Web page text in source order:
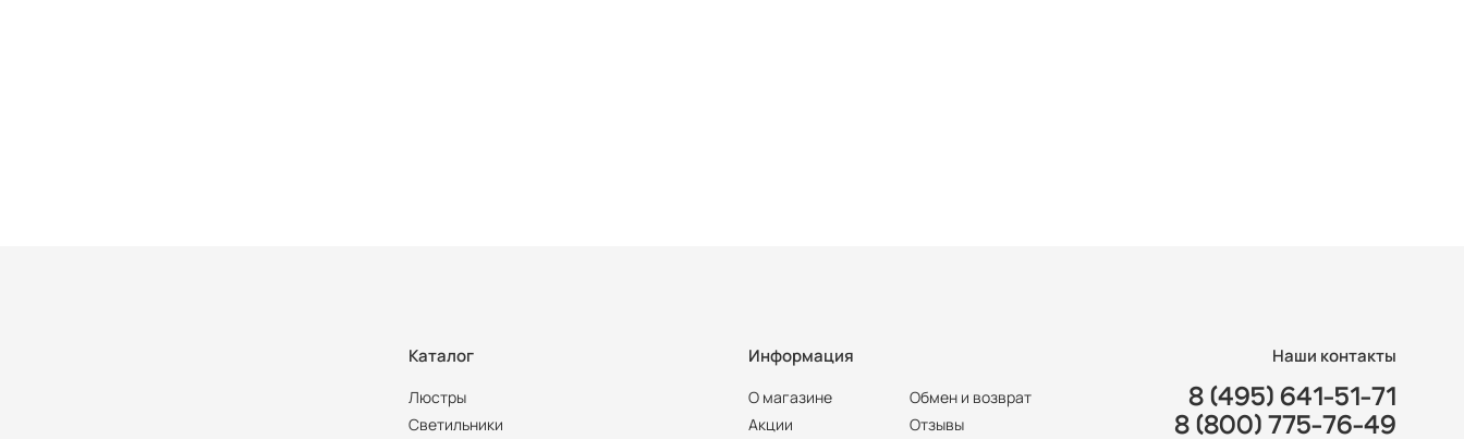
Каталог
Люстры
Светильники
Информация
О магазине
Акции
Обмен и возврат
Отзывы
Наши контакты
8 (495) 641-51-71
8 (800) 775-76-49